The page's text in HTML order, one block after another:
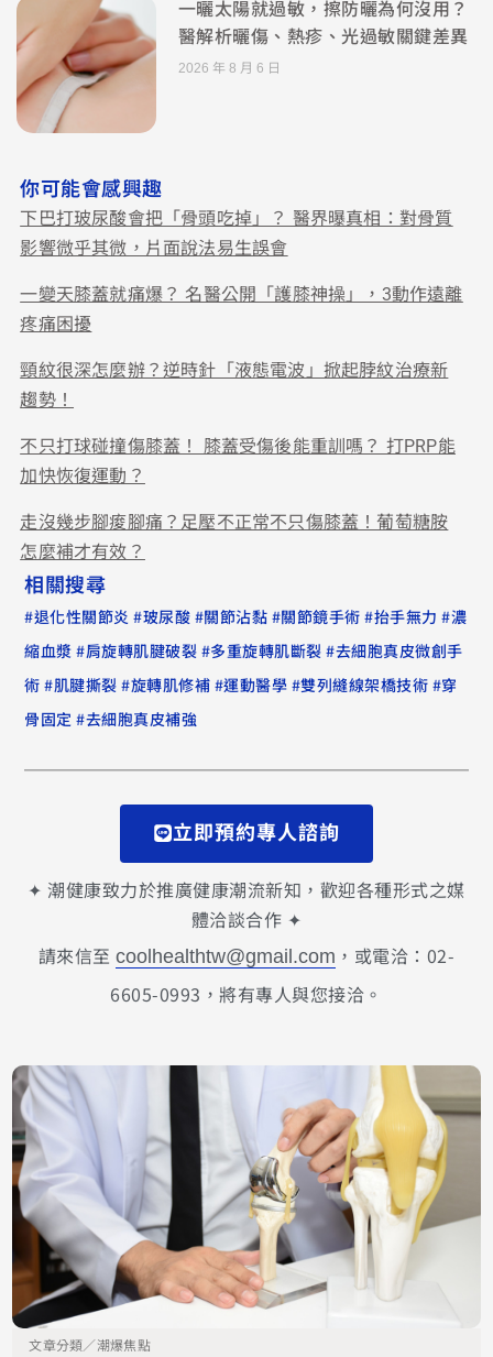
一曬太陽就過敏，擦防曬為何沒用？
醫解析曬傷、熱疹、光過敏關鍵差異
2026 年 8 月 6 日
你可能會感興趣
下巴打玻尿酸會把「骨頭吃掉」？ 醫界曝真相：對骨質
影響微乎其微，片面說法易生誤會
一變天膝蓋就痛爆？ 名醫公開「護膝神操」，3動作遠離
疼痛困擾
頸紋很深怎麼辦？逆時針「液態電波」掀起脖紋治療新
趨勢！
不只打球碰撞傷膝蓋！ 膝蓋受傷後能重訓嗎？ 打PRP能
加快恢復運動？
走沒幾步腳痠腳痛？足壓不正常不只傷膝蓋！葡萄糖胺
怎麼補才有效？
相關搜尋
#退化性關節炎 #玻尿酸 #關節沾黏 #關節鏡手術 #抬手無力 #濃
縮血漿 #肩旋轉肌腱破裂 #多重旋轉肌斷裂 #去細胞真皮微創手
術 #肌腱撕裂 #旋轉肌修補 #運動醫學 #雙列縫線架橋技術 #穿
骨固定 #去細胞真皮補強
立即預約專人諮詢
✦ 潮健康致力於推廣健康潮流新知，歡迎各種形式之媒
體洽談合作 ✦
請來信至coolhealthtw@gmail.com ，或電洽：02-
6605-0993，將有專人與您接洽。
文章分類／潮爆焦點